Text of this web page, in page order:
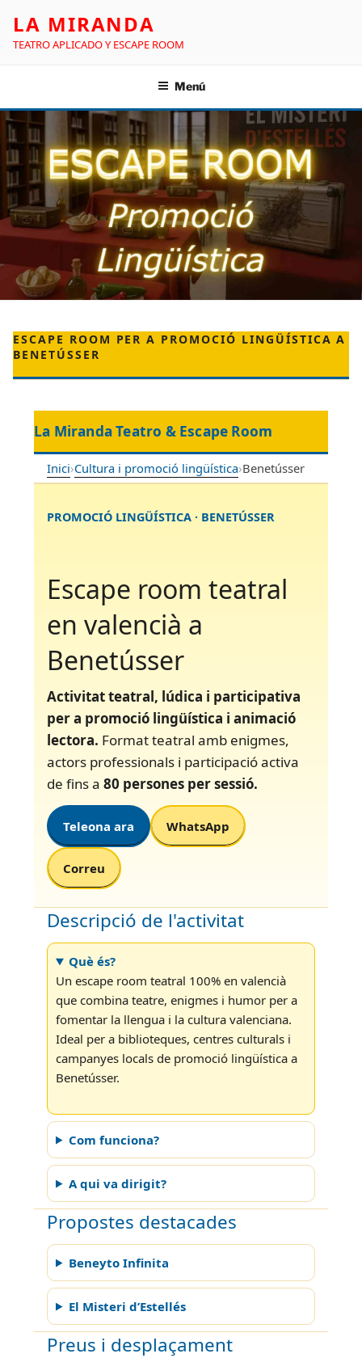
LA MIRANDA
TEATRO APLICADO Y ESCAPE ROOM
Menú
ESCAPE ROOM PER A PROMOCIÓ LINGÜÍSTICA A
BENETÚSSER
La Miranda Teatro & Escape Room
Inici›Cultura i promoció lingüística›Benetússer
PROMOCIÓ LINGÜÍSTICA · BENETÚSSER
Escape room teatral
en valencià a
Benetússer
Activitat teatral, lúdica i participativa
per a promoció lingüística i animació
lectora. Format teatral amb enigmes,
actors professionals i participació activa
de fins a 80 persones per sessió.
Teleona ara WhatsApp
Correu
Descripció de l'activitat
Què és?
Un escape room teatral 100% en valencià
que combina teatre, enigmes i humor per a
fomentar la llengua i la cultura valenciana.
Ideal per a biblioteques, centres culturals i
campanyes locals de promoció lingüística a
Benetússer.
Com funciona?
A qui va dirigit?
Propostes destacades
Beneyto Infinita
El Misteri d’Estellés
Preus i desplaçament